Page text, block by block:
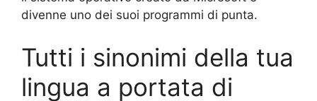
divenne uno dei suoi programmi di punta.
Tutti i sinonimi della tua
lingua a portata di